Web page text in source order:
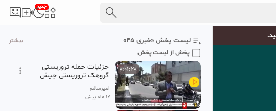
جدید
لیست پخش «خبری ۴۵» بیشتر
پخش از لیست پخش
روایت مجروحان حادثه
تروریستی دادگستری زاهدان
0:01:20
جزئیات حمله تروریستی
گروهک تروریستی جیش
العدل به دادگستری زاهدان.
امیرسالم
12 ماه پیش